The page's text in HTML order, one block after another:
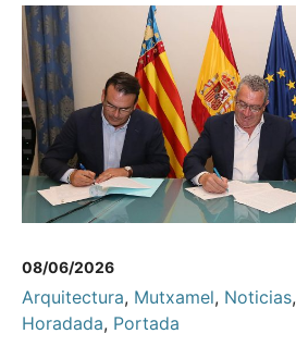
08/06/2026
Arquitectura, Mutxamel, Noticias,
Horadada, Portada